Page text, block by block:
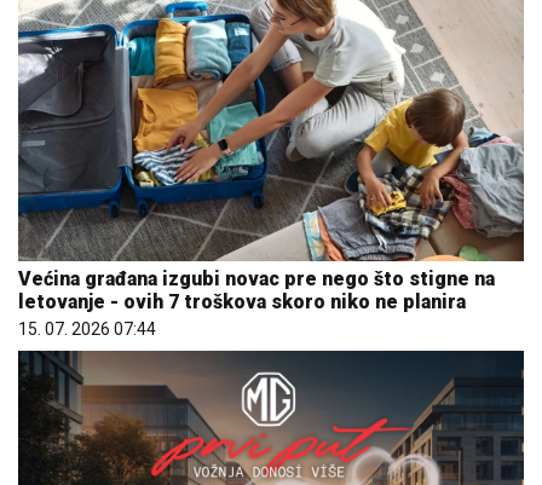
Većina građana izgubi novac pre nego što stigne na
letovanje - ovih 7 troškova skoro niko ne planira
15. 07. 2026 07:44